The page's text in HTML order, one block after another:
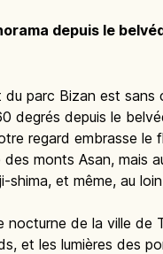
depuis le
du parc Bizan est sans
degrés depuis le
regard embrasse le
monts Asan, mais
shima, et même, au
nocturne de la ville de
et les lumières des